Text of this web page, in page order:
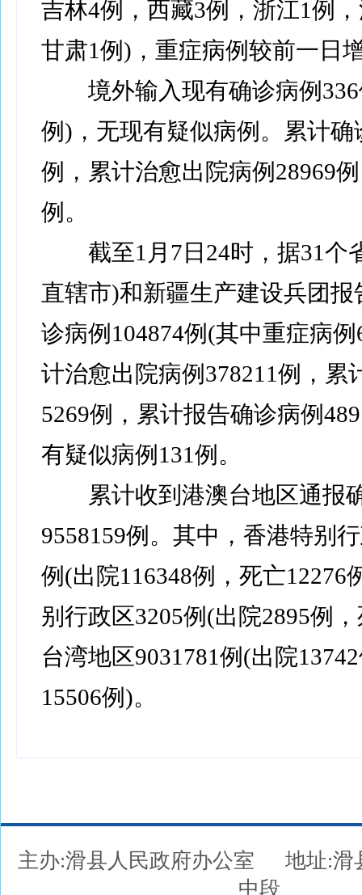
吉林4例，西藏3例，浙江1例
甘肃1例)，重症病例较前一日
境外输入现有确诊病例336
例)，无现有疑似病例。累计确
例，累计治愈出院病例28969
例。
截至1月7日24时，据31个
直辖市)和新疆生产建设兵团报
诊病例104874例(其中重症病
计治愈出院病例378211例，累
5269例，累计报告确诊病例
有疑似病例131例。
累计收到港澳台地区通报
9558159例。其中，香港特别
例(出院116348例，死亡12276
别行政区3205例(出院2895例
台湾地区9031781例(出院
15506例)。
主办:滑县人民政府办公室
地址:滑
中段